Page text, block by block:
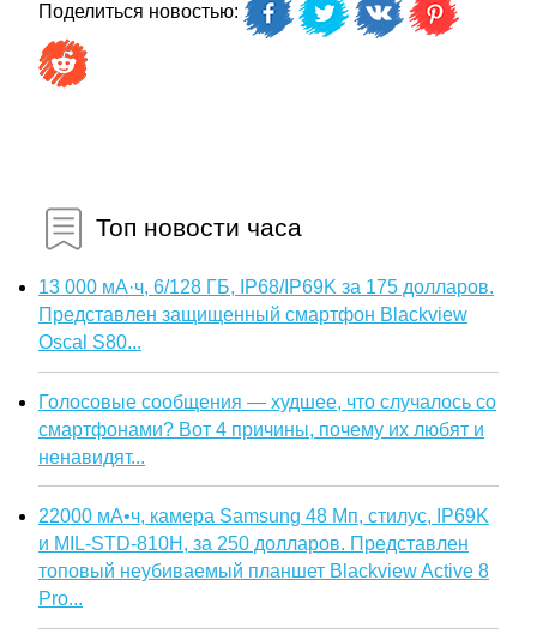
Поделиться новостью:
Топ новости часа
13 000 мА·ч, 6/128 ГБ, IP68/IP69K за 175 долларов.
Представлен защищенный смартфон Blackview
Oscal S80...
Голосовые сообщения — худшее, что случалось со
смартфонами? Вот 4 причины, почему их любят и
ненавидят...
22000 мА•ч, камера Samsung 48 Мп, стилус, IP69K
и MIL-STD-810H, за 250 долларов. Представлен
топовый неубиваемый планшет Blackview Active 8
Pro...